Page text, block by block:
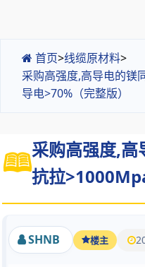
首页>线缆原材料>
采购高强度,高导电的镁
导电>70%（完整版）
采购高强度,高
抗拉
SHNB 楼主